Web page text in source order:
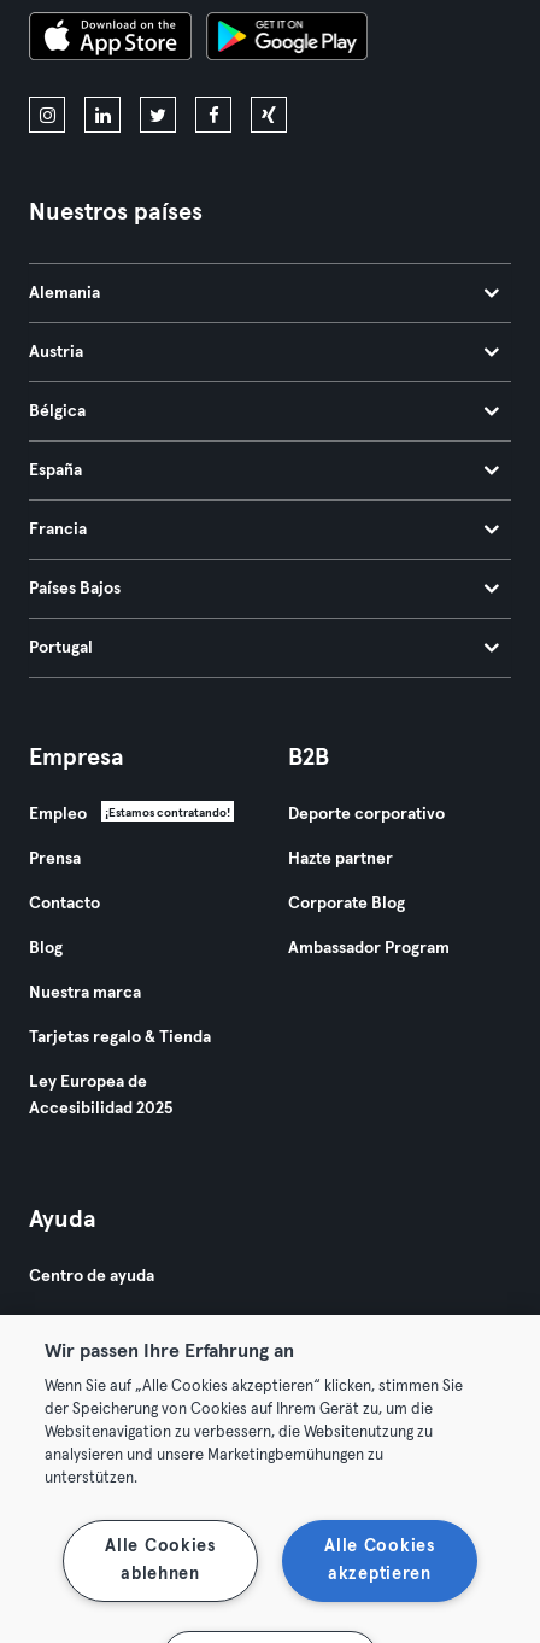
Nuestros países
Alemania
Austria
Bélgica
España
Francia
Países Bajos
Portugal
Empresa
Empleo ¡Estamos contratando!
Prensa
Contacto
Blog
Nuestra marca
Tarjetas regalo & Tienda
Ley Europea de
Accesibilidad 2025
B2B
Deporte corporativo
Hazte partner
Corporate Blog
Ambassador Program
Ayuda
Centro de ayuda
© 2026 Urban Sports Group GmbH. All rights reserved.
Términos y condiciones
Rescindir contratos aquí Desistir de contratos aquí
Wir passen Ihre Erfahrung an
Wenn Sie auf „Alle Cookies akzeptieren“ klicken, stimmen Sie
der Speicherung von Cookies auf Ihrem Gerät zu, um die
Websitenavigation zu verbessern, die Websitenutzung zu
analysieren und unsere Marketingbemühungen zu
unterstützen.
Alle Cookies
akzeptieren
Alle Cookies
ablehnen